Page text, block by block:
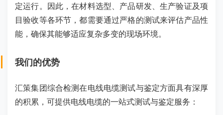
定运行。因此，在材料选型、产品研发、生产验证及项
目验收等各环节，都需要通过严格的测试来评估产品性
能，确保其能够适应复杂多变的现场环境。
我们的优势
汇策集团综合检测在电线电缆测试与鉴定方面具有深厚
的积累，可提供电线电缆的一站式测试与鉴定服务：